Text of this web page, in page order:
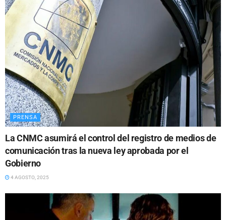
PRENSA
La CNMC asumirá el control del registro de medios de
comunicación tras la nueva ley aprobada por el
Gobierno
4 AGOSTO, 2025